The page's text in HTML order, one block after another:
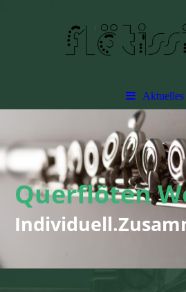
Aktuelles
Querflöten